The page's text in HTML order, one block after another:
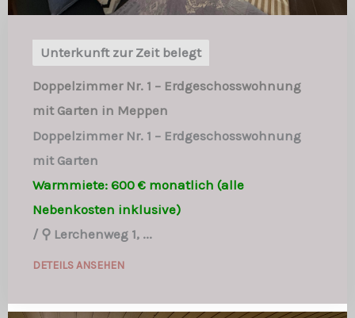
Unterkunft zur Zeit belegt
Doppelzimmer Nr. 1 – Erdgeschosswohnung
mit Garten in Meppen
Doppelzimmer Nr. 1 – Erdgeschosswohnung
mit Garten
Warmmiete: 600 € monatlich (alle
Nebenkosten inklusive)
/ ⚲ Lerchenweg 1, ...
DETEILS ANSEHEN